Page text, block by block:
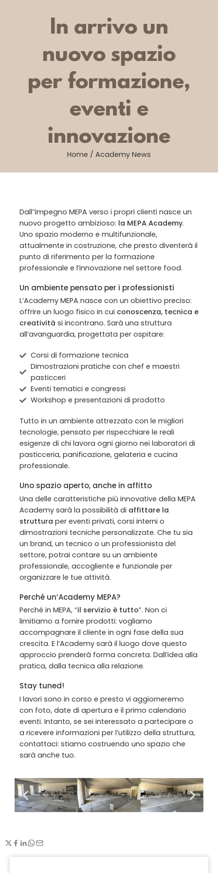
In arrivo un
nuovo spazio
per formazione,
eventi e
innovazione
Home / Academy News
Dall’’impegno MEPA verso i propri clienti nasce un
nuovo progetto ambizioso: la MEPA Academy.
Uno spazio moderno e multifunzionale,
attualmente in costruzione, che presto diventerà il
punto di riferimento per la formazione
professionale e l’innovazione nel settore food.
Un ambiente pensato per i professionisti
L’Academy MEPA nasce con un obiettivo preciso:
offrire un luogo fisico in cui conoscenza, tecnica e
creatività si incontrano. Sarà una struttura
all’avanguardia, progettata per ospitare:
Corsi di formazione tecnica
Dimostrazioni pratiche con chef e maestri
pasticceri
Eventi tematici e congressi
Workshop e presentazioni di prodotto
Tutto in un ambiente attrezzato con le migliori
tecnologie, pensato per rispecchiare le reali
esigenze di chi lavora ogni giorno nei laboratori di
pasticceria, panificazione, gelateria e cucina
professionale.
Uno spazio aperto, anche in affitto
Una delle caratteristiche più innovative della MEPA
Academy sarà la possibilità di affittare la
struttura per eventi privati, corsi interni o
dimostrazioni tecniche personalizzate. Che tu sia
un brand, un tecnico o un professionista del
settore, potrai contare su un ambiente
professionale, accogliente e funzionale per
organizzare le tue attività.
Perché un’Academy MEPA?
Perché in MEPA, “il servizio è tutto”. Non ci
limitiamo a fornire prodotti: vogliamo
accompagnare il cliente in ogni fase della sua
crescita. E l’Academy sarà il luogo dove questo
approccio prenderà forma concreta. Dall’idea alla
pratica, dalla tecnica alla relazione.
Stay tuned!
I lavori sono in corso e presto vi aggiorneremo
con foto, date di apertura e il primo calendario
eventi. Intanto, se sei interessato a partecipare o
a ricevere informazioni per l’utilizzo della struttura,
contattaci: stiamo costruendo uno spazio che
sarà anche tuo.